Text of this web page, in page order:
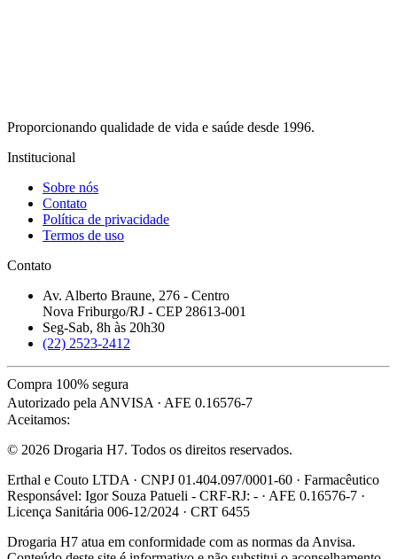
Proporcionando qualidade de vida e saúde desde 1996.
Institucional
Sobre nós
Contato
Política de privacidade
Termos de uso
Contato
Av. Alberto Braune, 276 - Centro
Nova Friburgo/RJ - CEP 28613-001
Seg-Sab, 8h às 20h30
(22) 2523-2412
Compra 100% segura
Autorizado pela ANVISA · AFE 0.16576-7
Aceitamos:
© 2026 Drogaria H7. Todos os direitos reservados.
Erthal e Couto LTDA · CNPJ 01.404.097/0001-60 · Farmacêutico
Responsável: Igor Souza Patueli - CRF-RJ: - · AFE 0.16576-7 ·
Licença Sanitária 006-12/2024 · CRT 6455
Drogaria H7 atua em conformidade com as normas da Anvisa.